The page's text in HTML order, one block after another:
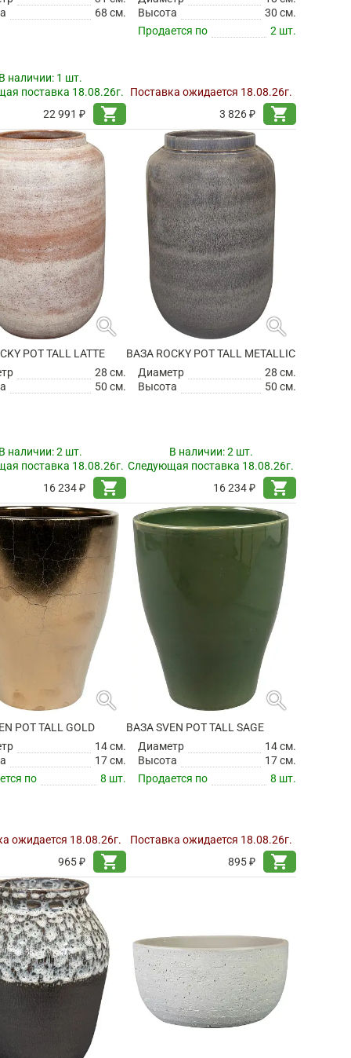
68 см.
наличии: 1 шт.
поставка 18.08.26г.
22 991 ₽
shopping_cart
Высота
30 см.
Продается по
2 шт.
Поставка ожидается 18.08.26г.
3 826 ₽
shopping_cart
search
POT TALL LATTE
28 см.
50 см.
наличии:2 шт.
поставка 18.08.26г.
16 234 ₽
shopping_cart
search
ВАЗА ROCKY POT TALL METALLIC
Диаметр
28 см.
Высота
50 см.
В наличии:2 шт.
Следующая поставка 18.08.26г.
16 234 ₽
shopping_cart
search
POT TALL GOLD
14 см.
17 см.
по
8 шт.
ожидается 18.08.26г.
965 ₽
shopping_cart
search
ВАЗА SVEN POT TALL SAGE
Диаметр
14 см.
Высота
17 см.
Продается по
8 шт.
Поставка ожидается 18.08.26г.
895 ₽
shopping_cart